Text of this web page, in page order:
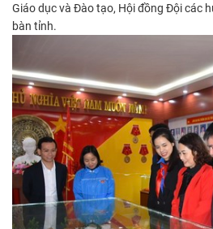
Giáo dục và Đào tạo, Hội đồng Đội các
bàn tỉnh.